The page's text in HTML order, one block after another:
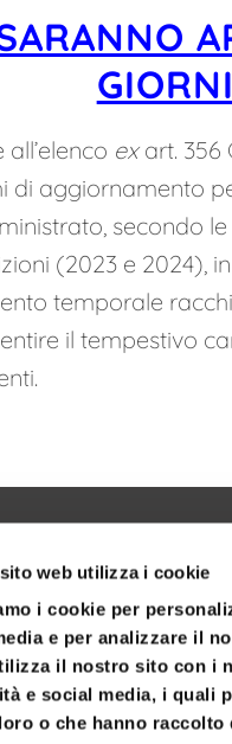
web utilizza i cookie
i cookie per
e per analizzare il
il nostro sito con i
e social media, i quali
o che hanno
GIORNI
ex art. 356
di aggiornamento
secondo
(2023 e 2024),
temporale
il tempestivo